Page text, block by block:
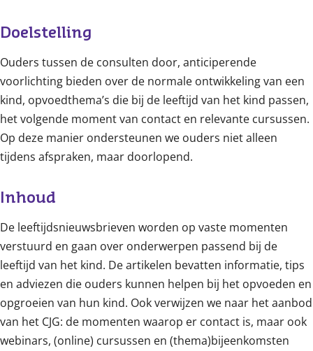
Doelstelling
Ouders tussen de consulten door, anticiperende
voorlichting bieden over de normale ontwikkeling van een
kind, opvoedthema’s die bij de leeftijd van het kind passen,
het volgende moment van contact en relevante cursussen.
Op deze manier ondersteunen we ouders niet alleen
tijdens afspraken, maar doorlopend.
Inhoud
De leeftijdsnieuwsbrieven worden op vaste momenten
verstuurd en gaan over onderwerpen passend bij de
leeftijd van het kind. De artikelen bevatten informatie, tips
en adviezen die ouders kunnen helpen bij het opvoeden en
opgroeien van hun kind. Ook verwijzen we naar het aanbod
van het CJG: de momenten waarop er contact is, maar ook
webinars, (online) cursussen en (thema)bijeenkomsten